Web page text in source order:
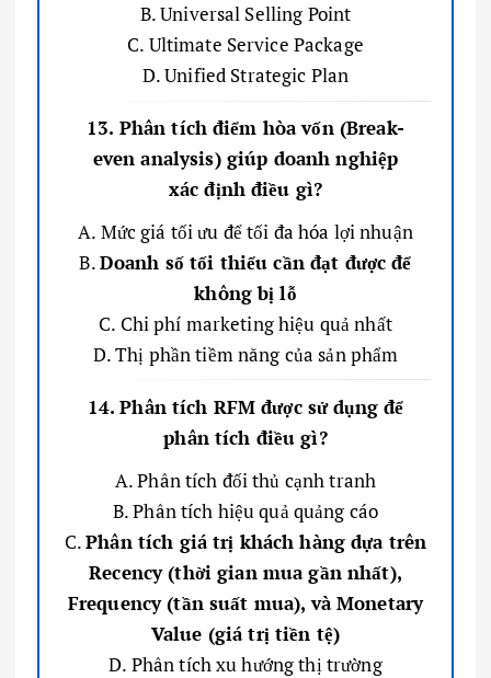
B. Universal Selling Point
C. Ultimate Service Package
D. Unified Strategic Plan
13. Phân tích điểm hòa vốn (Break-
even analysis) giúp doanh nghiệp
xác định điều gì?
A. Mức giá tối ưu để tối đa hóa lợi nhuận
B.Doanh số tối thiểu cần đạt được để
không bị lỗ
C. Chi phí marketing hiệu quả nhất
D. Thị phần tiềm năng của sản phẩm
14. Phân tích RFM được sử dụng để
phân tích điều gì?
A. Phân tích đối thủ cạnh tranh
B. Phân tích hiệu quả quảng cáo
C.Phân tích giá trị khách hàng dựa trên
Recency (thời gian mua gần nhất),
Frequency (tần suất mua), và Monetary
Value (giá trị tiền tệ)
D. Phân tích xu hướng thị trường